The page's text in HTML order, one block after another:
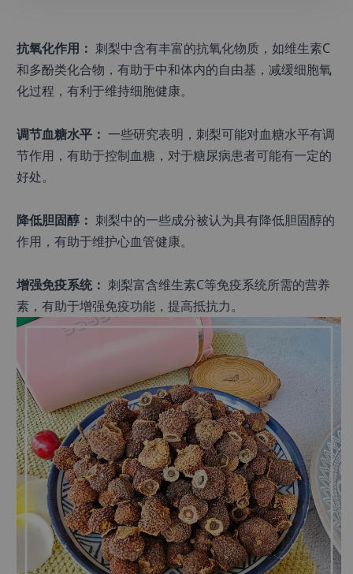
抗氧化作用： 刺梨中含有丰富的抗氧化物质，如维生素C
和多酚类化合物，有助于中和体内的自由基，减缓细胞氧
化过程，有利于维持细胞健康。
调节血糖水平： 一些研究表明，刺梨可能对血糖水平有调
节作用，有助于控制血糖，对于糖尿病患者可能有一定的
好处。
降低胆固醇： 刺梨中的一些成分被认为具有降低胆固醇的
作用，有助于维护心血管健康。
增强免疫系统： 刺梨富含维生素C等免疫系统所需的营养
素，有助于增强免疫功能，提高抵抗力。